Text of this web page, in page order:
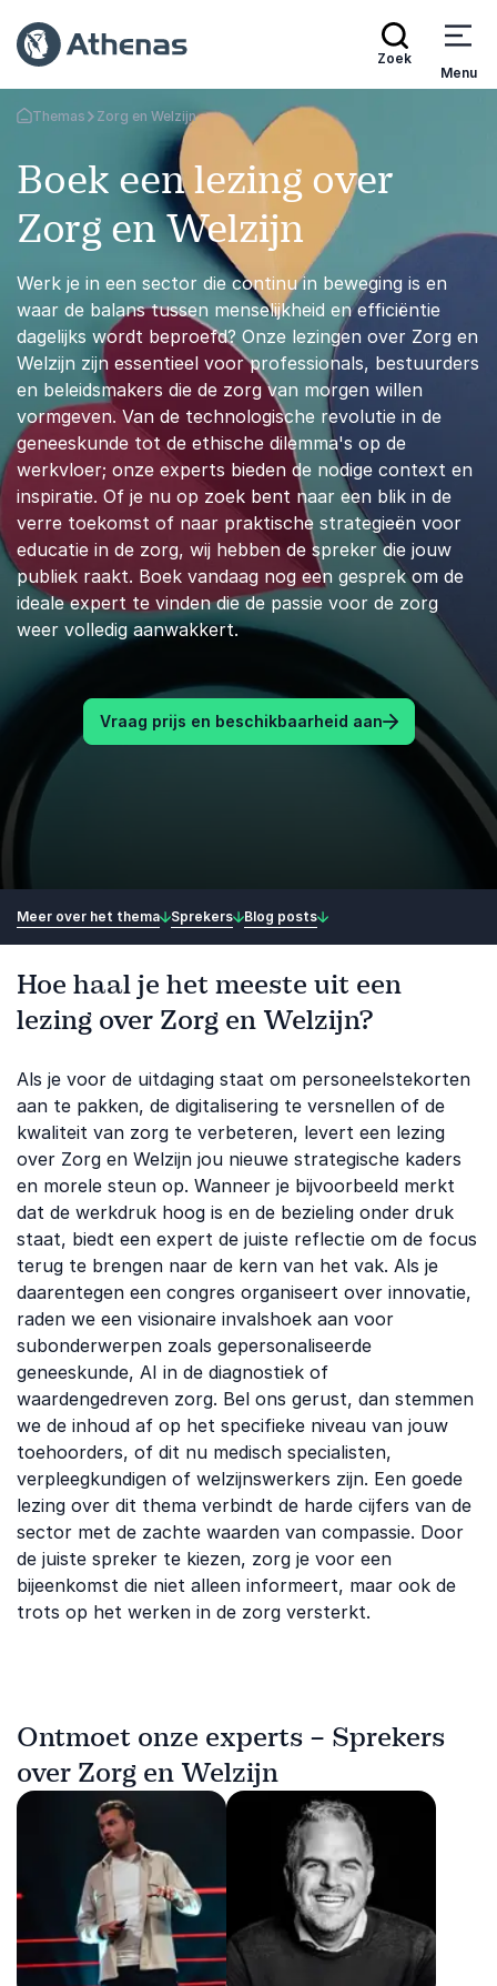
Zoek
Menu
Terug naar de startpagina
Themas Zorg en Welzijn
Boek een lezing over
Zorg en Welzijn
Werk je in een sector die continu in beweging is en
waar de balans tussen menselijkheid en efficiëntie
dagelijks wordt beproefd? Onze lezingen over Zorg en
Welzijn zijn essentieel voor professionals, bestuurders
en beleidsmakers die de zorg van morgen willen
vormgeven. Van de technologische revolutie in de
geneeskunde tot de ethische dilemma's op de
werkvloer; onze experts bieden de nodige context en
inspiratie. Of je nu op zoek bent naar een blik in de
verre toekomst of naar praktische strategieën voor
educatie in de zorg, wij hebben de spreker die jouw
publiek raakt. Boek vandaag nog een gesprek om de
ideale expert te vinden die de passie voor de zorg
weer volledig aanwakkert.
Vraag prijs en beschikbaarheid aan
Meer over het thema Sprekers Blog posts
Hoe haal je het meeste uit een
lezing over Zorg en Welzijn?
Als je voor de uitdaging staat om personeelstekorten
aan te pakken, de digitalisering te versnellen of de
kwaliteit van zorg te verbeteren, levert een lezing
over Zorg en Welzijn jou nieuwe strategische kaders
en morele steun op. Wanneer je bijvoorbeeld merkt
dat de werkdruk hoog is en de bezieling onder druk
staat, biedt een expert de juiste reflectie om de focus
terug te brengen naar de kern van het vak. Als je
daarentegen een congres organiseert over innovatie,
raden we een visionaire invalshoek aan voor
subonderwerpen zoals gepersonaliseerde
geneeskunde, AI in de diagnostiek of
waardengedreven zorg. Bel ons gerust, dan stemmen
we de inhoud af op het specifieke niveau van jouw
toehoorders, of dit nu medisch specialisten,
verpleegkundigen of welzijnswerkers zijn. Een goede
lezing over dit thema verbindt de harde cijfers van de
sector met de zachte waarden van compassie. Door
de juiste spreker te kiezen, zorg je voor een
bijeenkomst die niet alleen informeert, maar ook de
trots op het werken in de zorg versterkt.
Ontmoet onze experts – Sprekers
over Zorg en Welzijn